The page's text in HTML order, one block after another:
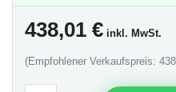
438,01 € inkl. MwSt.
(Empfohlener Verkaufspreis: